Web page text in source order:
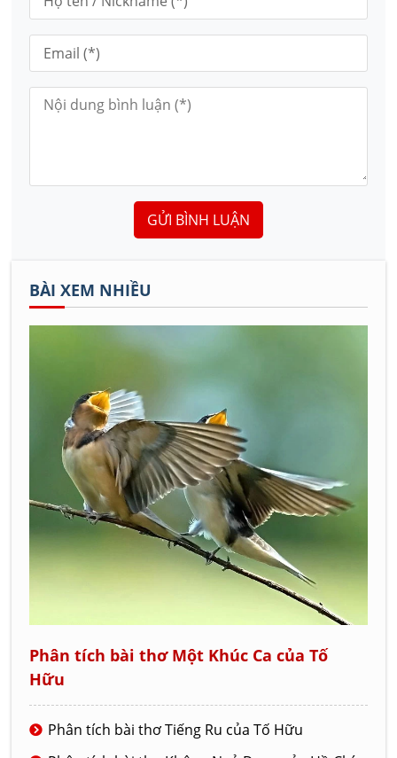
GỬI BÌNH LUẬN
BÀI XEM NHIỀU
Phân tích bài thơ Một Khúc Ca của Tố
Hữu
Phân tích bài thơ Tiếng Ru của Tố Hữu